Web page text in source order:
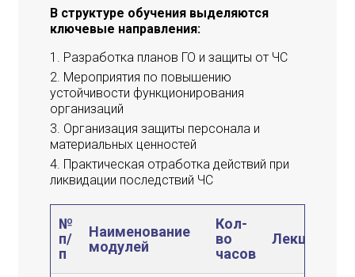
В структуре обучения выделяются
ключевые направления:
Разработка планов ГО и защиты от ЧС
Мероприятия по повышению
устойчивости функционирования
организаций
Организация защиты персонала и
материальных ценностей
Практическая отработка действий при
ликвидации последствий ЧС
№
п/
п
Наименование
модулей
Кол-
во
часов
Лекции